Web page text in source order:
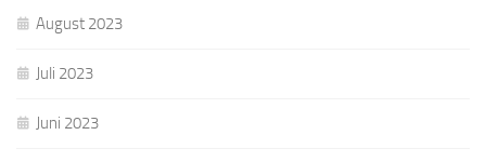
August 2023
Juli 2023
Juni 2023